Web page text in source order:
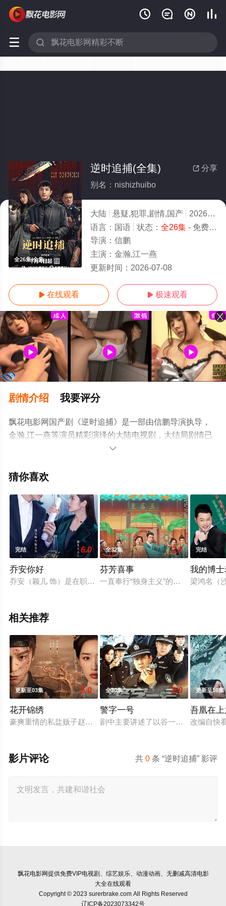
   
 
全26集/全集
 分享
逆时追捕(全集)
别名：nishizhuibo
大陆 悬疑,犯罪,剧情,国产 2026
语言： 国语 状态： 全26集- 免费在线观看
导演： 信鹏
主演： 金瀚,江一燕
更新时间： 2026-07-08
 在线观看  极速观看
剧情介绍 我要评分
飘花电影网国产剧《逆时追捕》是一部由信鹏导演执导，
金瀚,江一燕等演员精彩演绎的大陆电视剧，大结局剧情已
揭晓（全26集），手机免费观看高清未删减完整版电视剧
电视猫或剧情网等平台了解。

猜你喜欢
完结 6.0
乔安你好
乔安（颖儿 饰）是在职场上奋斗打拼的都市丽人，拥有很强的
全32集 2.0
芬芳喜事
一直奉行“独身主义”的斗蛐蛐场老板
完结
我的博
梁鸿名（
相关推荐
更新至03集 5.0
花开锦绣
豪爽重情的私盐贩子赵凌虽出身草莽，却心怀壮志，他结识了
全30集 2.0
警字一号
剧中主要讲述了以谷一诚（李 崇霄
更新至10集
吾凰在
改编自快
共0 条 “逆时追捕” 影评
影片评论
飘花电影网提供免费VIP电视剧、综艺娱乐、动漫动画、无删减高清电影
大全在线观看
Copyright © 2023 surerbrake.com All Rights Reserved
辽ICP备2023073342号